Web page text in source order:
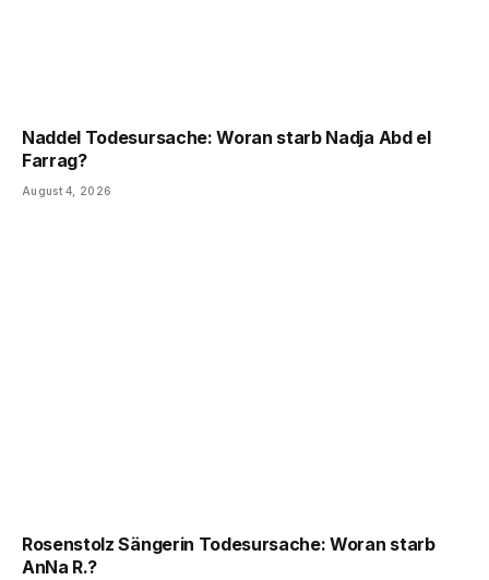
Naddel Todesursache: Woran starb Nadja Abd el
Farrag?
August 4, 2026
Rosenstolz Sängerin Todesursache: Woran starb
AnNa R.?